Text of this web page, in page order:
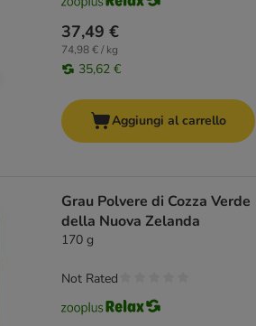
37,49 €
74,98 € / kg
35,62 €
Aggiungi al carrello
Grau Polvere di Cozza Verde
della Nuova Zelanda
170 g
Not Rated